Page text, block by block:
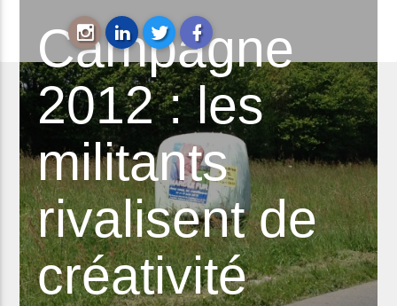
Campagne
2012 : les
militants
rivalisent de
créativité